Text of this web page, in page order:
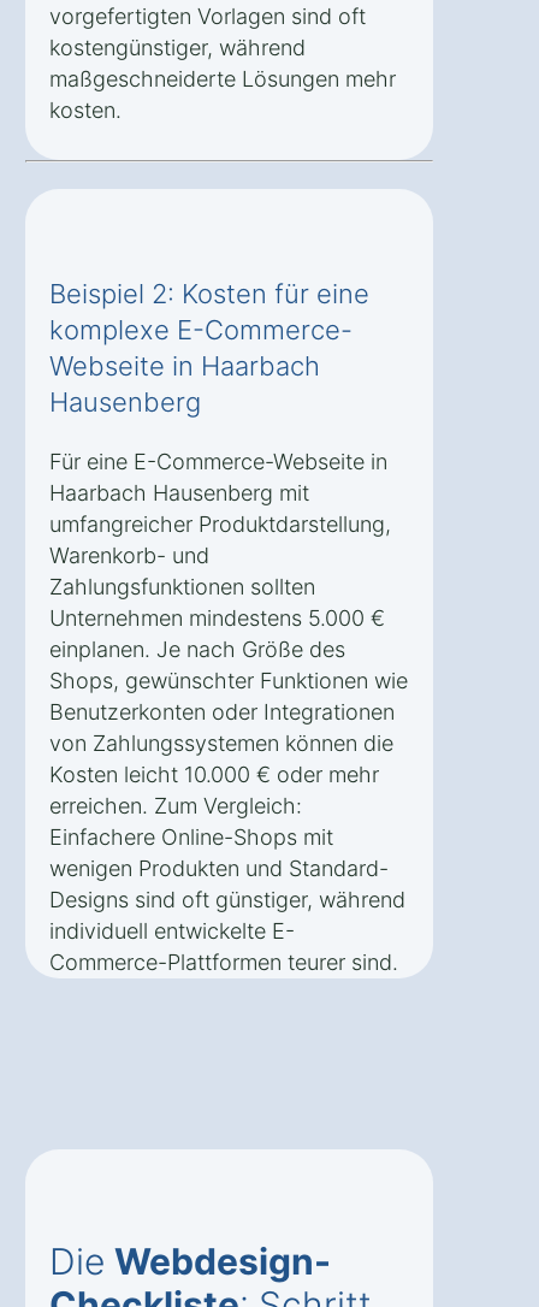
vorgefertigten Vorlagen sind oft
kostengünstiger, während
maßgeschneiderte Lösungen mehr
kosten.
Beispiel 2: Kosten für eine
komplexe E-Commerce-
Webseite in Haarbach
Hausenberg
Für eine E-Commerce-Webseite in
Haarbach Hausenberg mit
umfangreicher Produktdarstellung,
Warenkorb- und
Zahlungsfunktionen sollten
Unternehmen mindestens 5.000 €
einplanen. Je nach Größe des
Shops, gewünschter Funktionen wie
Benutzerkonten oder Integrationen
von Zahlungssystemen können die
Kosten leicht 10.000 € oder mehr
erreichen. Zum Vergleich:
Einfachere Online-Shops mit
wenigen Produkten und Standard-
Designs sind oft günstiger, während
individuell entwickelte E-
Commerce-Plattformen teurer sind.
Die Webdesign-